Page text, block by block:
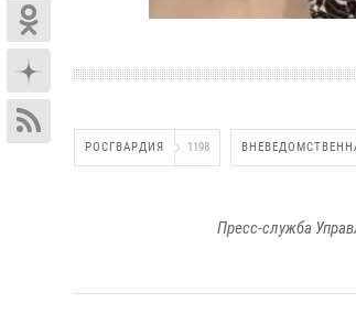
РОСГВАРДИЯ 1198
Пресс-служба